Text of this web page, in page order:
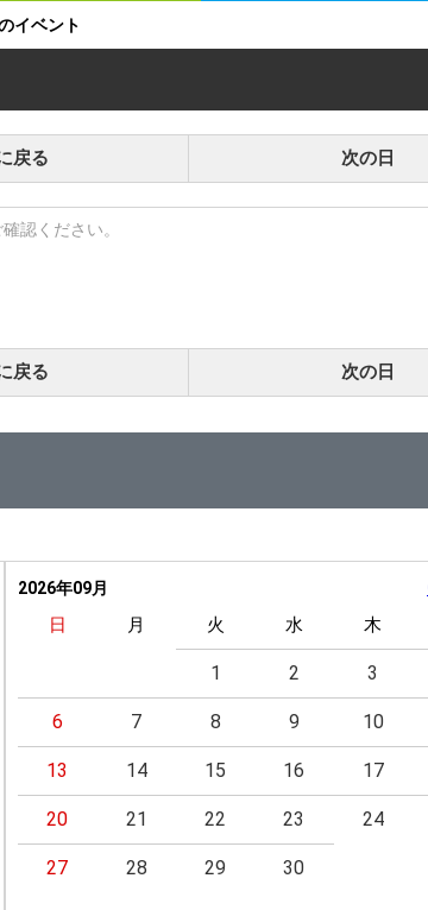
イベント
戻る 次の日
認ください。
戻る 次の日
2026年09月
日 月 火 水 木
1 2 3
6 7 8 9 10
13 14 15 16 17
20 21 22 23 24
27 28 29 30